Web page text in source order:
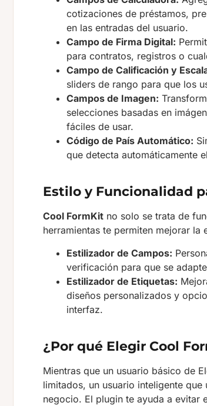
cotizaciones de préstamos,
en las entradas del usuario.
Campo de Firma Digital:
para contratos, registros o
Campo de Calificación y
sliders de rango para que los
Campos de Imagen:
selecciones basadas en
fáciles de usar.
Código de País Automático:
que detecta automáticamente
Estilo y Funcionalidad
Cool FormKit no solo se trata de
herramientas te permiten mejorar
Estilizador de Campos:
verificación para que se
Estilizador de Etiquetas:
diseños personalizados y
interfaz.
¿Por qué Elegir Cool
Mientras que un usuario básico de
limitados, un usuario inteligente que
negocio. El plugin te ayuda a evitar